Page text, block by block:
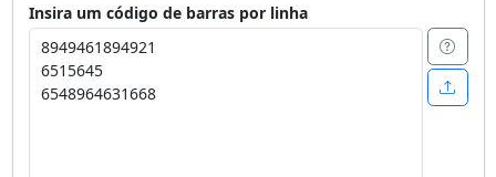
Insira um código de barras por linha